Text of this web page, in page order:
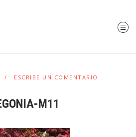
ESCRIBE UN COMENTARIO
M11